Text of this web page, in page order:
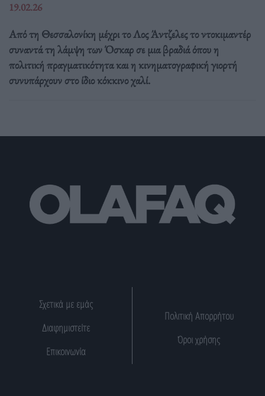
19.02.26
Από τη Θεσσαλονίκη μέχρι το Λος Άντζελες το ντοκιμαντέρ
συναντά τη λάμψη των Όσκαρ σε μια βραδιά όπου η
πολιτική πραγματικότητα και η κινηματογραφική γιορτή
συνυπάρχουν στο ίδιο κόκκινο χαλί.
Σχετικά με εμάς
Διαφημιστείτε
Επικοινωνία
Πολιτική Απορρήτου
Όροι χρήσης